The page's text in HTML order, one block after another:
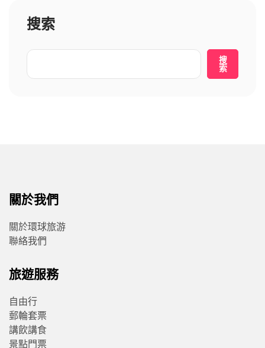
搜索
搜
索
關於我們
關於環球旅游
聯絡我們
旅遊服務
自由行
郵輪套票
講飲講食
景點門票